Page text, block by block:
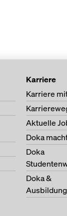
Karriere
Karriere
Aktuelle
Doka
Doka
Doka &